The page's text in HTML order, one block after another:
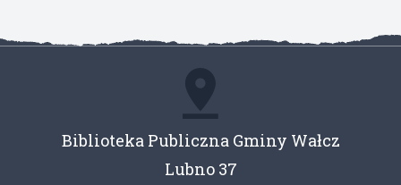
Biblioteka Publiczna Gminy Wałcz
Lubno 37